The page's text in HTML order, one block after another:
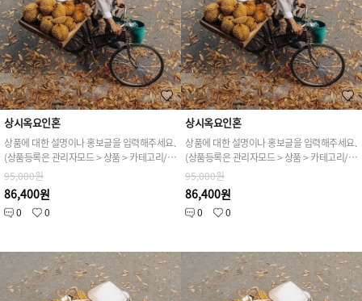
상시옥요인혼
상품에 대한 설명이나 홍보글을 입력해주세요.
(상품등록은 관리자모드 > 상품 > 카테고리/상품관리 > 상품등록 가능)
95,000원
86,400원
0 0
상시옥요인혼
상품에 대한 설명이나 홍보글을 입력해주세요.
(상품등록은 관리자모드 > 상품 > 카테고리/상품관리 > 상품등록 가능)
95,000원
86,400원
0 0